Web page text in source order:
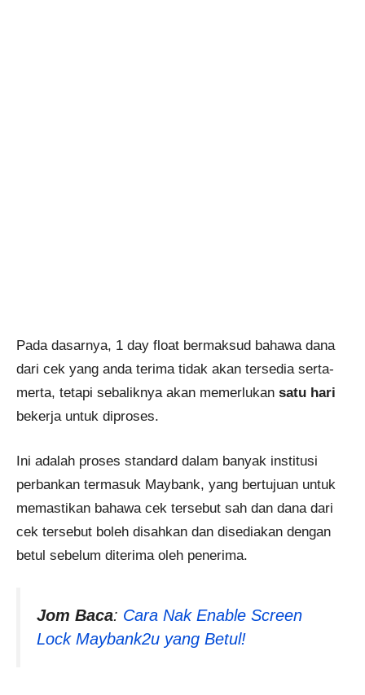
Pada dasarnya, 1 day float bermaksud bahawa dana
dari cek yang anda terima tidak akan tersedia serta-
merta, tetapi sebaliknya akan memerlukan satu hari
bekerja untuk diproses.
Ini adalah proses standard dalam banyak institusi
perbankan termasuk Maybank, yang bertujuan untuk
memastikan bahawa cek tersebut sah dan dana dari
cek tersebut boleh disahkan dan disediakan dengan
betul sebelum diterima oleh penerima.
Jom Baca: Cara Nak Enable Screen
Lock Maybank2u yang Betul!